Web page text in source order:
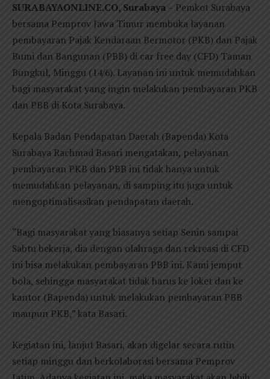
SURABAYAONLINE.CO, Surabaya– Pemkot Surabaya
bersama Pemprov Jawa Timur membuka layanan
pembayaran Pajak Kendaraan Bermotor (PKB) dan Pajak
Bumi dan Bangunan (PBB) di car free day (CFD) Taman
Bungkul, Minggu (14/6). Layanan ini untuk memudahkan
bagi masyarakat yang ingin melakukan pembayaran PKB
dan PBB di Kota Surabaya.
Kepala Badan Pendapatan Daerah (Bapenda) Kota
Surabaya Rachmad Basari mengatakan, pelayanan
pembayaran PKB dan PBB ini tidak hanya untuk
memudahkan pelayanan, di samping itu juga untuk
mengoptimalisasikan pendapatan daerah.
“Bagi masyarakat yang biasanya setiap Senin sampai
Sabtu bekerja, dia dengan olahraga dan rekreasi di CFD
ini bisa melakukan pembayaran PBB ini. Kami jemput
bola, sehingga masyarakat tidak harus ke loket dan ke
kantor (Bapenda) untuk melakukan pembayaran PBB
maupun PKB,” kata Basari.
Kegiatan ini, lanjut Basari, akan digelar secara rutin
setiap minggu dan berkolaborasi bersama Pemprov